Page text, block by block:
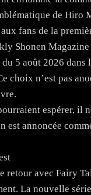
de Hiro
fans de la
Shonen Magazine
5 août 2026
choix n’est pas
espérer, il
est annoncée
retour avec Fairy
La nouvelle